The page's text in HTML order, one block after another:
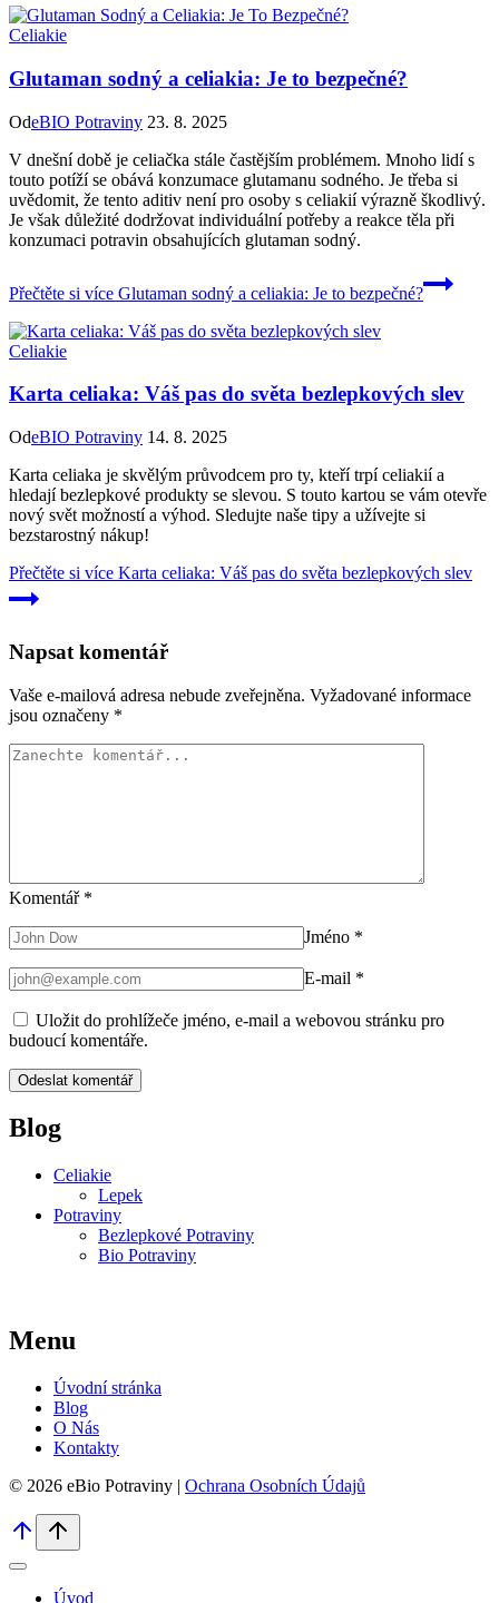
Celiakie
Glutaman sodný a celiakia: Je to bezpečné?
OdeBIO Potraviny 23. 8. 2025
V dnešní době je celiačka stále častějším problémem. Mnoho lidí s
touto potíží se obává konzumace glutamanu sodného. Je třeba si
uvědomit, že tento aditiv není pro osoby s celiakií výrazně škodlivý.
Je však důležité dodržovat individuální potřeby a reakce těla při
konzumaci potravin obsahujících glutaman sodný.
Přečtěte si více Glutaman sodný a celiakia: Je to bezpečné?
Celiakie
Karta celiaka: Váš pas do světa bezlepkových slev
OdeBIO Potraviny 14. 8. 2025
Karta celiaka je skvělým průvodcem pro ty, kteří trpí celiakií a
hledají bezlepkové produkty se slevou. S touto kartou se vám otevře
nový svět možností a výhod. Sledujte naše tipy a užívejte si
bezstarostný nákup!
Přečtěte si více Karta celiaka: Váš pas do světa bezlepkových slev
Napsat komentář
Vaše e-mailová adresa nebude zveřejněna. Vyžadované informace
jsou označeny *
Komentář *
Jméno *
E-mail *
Uložit do prohlížeče jméno, e-mail a webovou stránku pro
budoucí komentáře.
Blog
Celiakie
Lepek
Potraviny
Bezlepkové Potraviny
Bio Potraviny
Menu
Úvodní stránka
Blog
O Nás
Kontakty
© 2026 eBio Potraviny | Ochrana Osobních Údajů
Úvod